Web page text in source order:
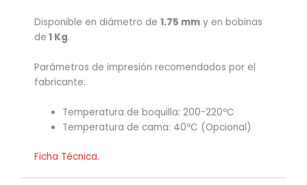
Disponible en diámetro de 1.75 mm y en bobinas
de 1 Kg.
Parámetros de impresión recomendados por el
fabricante:
Temperatura de boquilla: 200-220ºC
Temperatura de cama: 40ºC (Opcional)
Ficha Técnica.